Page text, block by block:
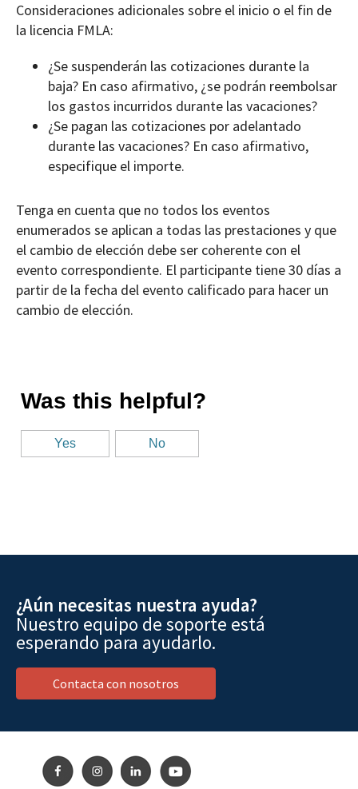
Consideraciones adicionales sobre el inicio o el fin de
la licencia FMLA:
¿Se suspenderán las cotizaciones durante la
baja? En caso afirmativo, ¿se podrán reembolsar
los gastos incurridos durante las vacaciones?
¿Se pagan las cotizaciones por adelantado
durante las vacaciones? En caso afirmativo,
especifique el importe.
Tenga en cuenta que no todos los eventos
enumerados se aplican a todas las prestaciones y que
el cambio de elección debe ser coherente con el
evento correspondiente. El participante tiene 30 días a
partir de la fecha del evento calificado para hacer un
cambio de elección.
¿Aún necesitas nuestra ayuda?
Nuestro equipo de soporte está
esperando para ayudarlo.
Contacta con nosotros